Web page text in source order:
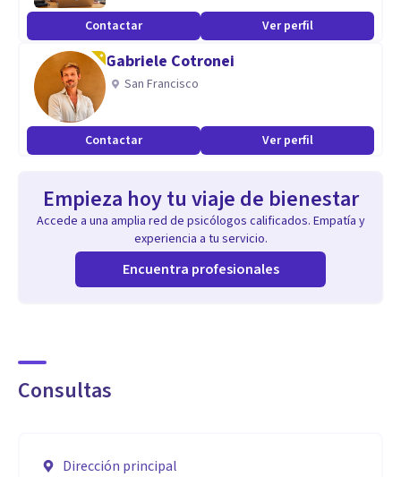
Contactar Ver perfil
Gabriele Cotronei
San Francisco
Contactar Ver perfil
Empieza hoy tu viaje de bienestar
Accede a una amplia red de psicólogos calificados. Empatía y
experiencia a tu servicio.
Encuentra profesionales
Consultas
Dirección principal